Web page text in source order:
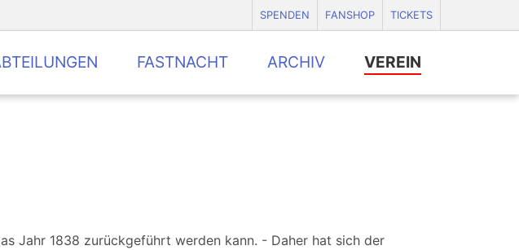
SPENDEN FANSHOP TICKETS
FASTNACHT ARCHIV VEREIN
Jahr 1838 zurückgeführt werden kann. - Daher hat sich der